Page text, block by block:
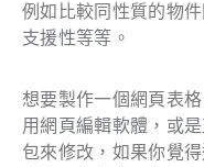
例如比較同性質的物
支援性等等。
想要製作一個網頁表
用網頁編輯軟體，或
包來修改，如果你覺